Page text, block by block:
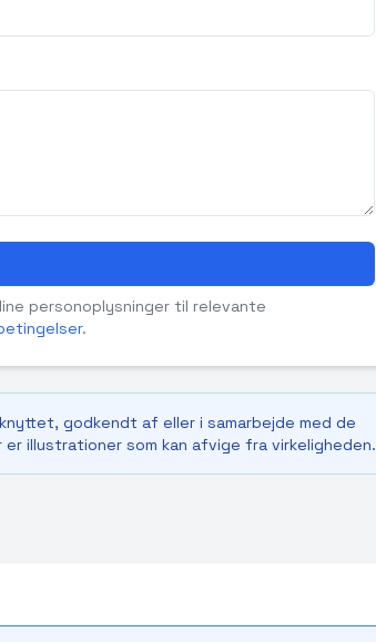
personoplysninger til relevante
.
godkendt af eller i samarbejde med de
illustrationer som kan afvige fra virkeligheden.